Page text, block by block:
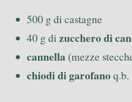
500 g di castagne
40 g dizucchero di
cannella (mezze
chiodi di garofanoq.b.